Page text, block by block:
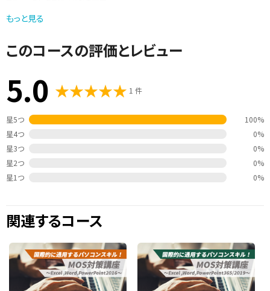
データをもとにしたスポーツのティーチングを行いながら、現在は、pythonを中心
に、「実際に現場で使えるような学びを提供」をモットーに講師活動も行っている。
もっと見る
このコースの評価とレビュー
5.0 1 件
星5つ
100%
星4つ
0%
星3つ
0%
星2つ
0%
星1つ
0%
関連するコース